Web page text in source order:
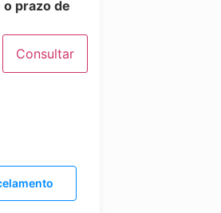
prazo de
Consultar